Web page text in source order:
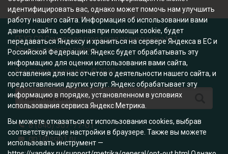
ГБУЗ СО Самарская городская поликлиника № 1
Промышленного района
Все права защищены. © 2020
идентифицировать вас, однако может помочь нам улучшить
работу нашего сайта. Информация об использовании вами
данного сайта, собранная при помощи cookie, будет
передаваться Яндексу и храниться на сервере Яндекса в ЕС и
Российской Федерации. Яндекс будет обрабатывать эту
информацию для оценки использования вами сайта,
составления для нас отчетов о деятельности нашего сайта, и
предоставления других услуг. Яндекс обрабатывает эту
информацию в порядке, установленном в условиях
использования сервиса Яндекс Метрика.
Вы можете отказаться от использования cookies, выбрав
соответствующие настройки в браузере. Также вы можете
использовать инструмент —
8 (846) 307-77-01
gp1@sgp1.ru